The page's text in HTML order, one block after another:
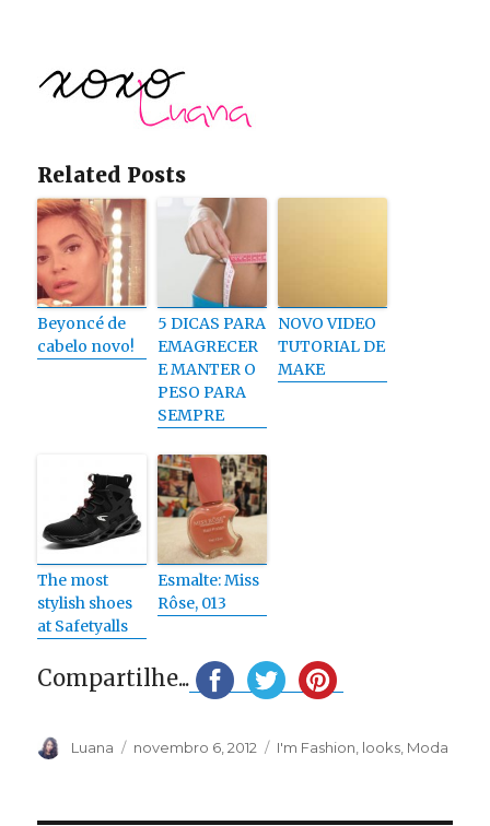
Related Posts
Beyoncé de
cabelo novo!
5 DICAS PARA
EMAGRECER
E MANTER O
PESO PARA
SEMPRE
NOVO VIDEO
TUTORIAL DE
MAKE
The most
stylish shoes
at Safetyalls
Esmalte: Miss
Rôse, 013
Compartilhe...
Autor
Luana
Publicado
novembro 6, 2012 Categorias
I'm Fashion looks Moda